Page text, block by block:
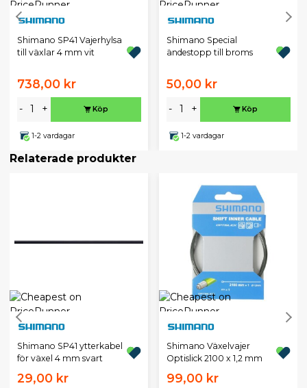
Shimano SP41 Vajerhylsa
till växlar 4 mm vit
738,00 kr
- + Köp
1-2 vardagar
Shimano Special
ändestopp till broms
50,00 kr
- + Köp
1-2 vardagar
Relaterade produkter
Shimano SP41 ytterkabel
för växel 4 mm svart
29,00 kr
Shimano Växelvajer
Optislick 2100 x 1,2 mm
99,00 kr